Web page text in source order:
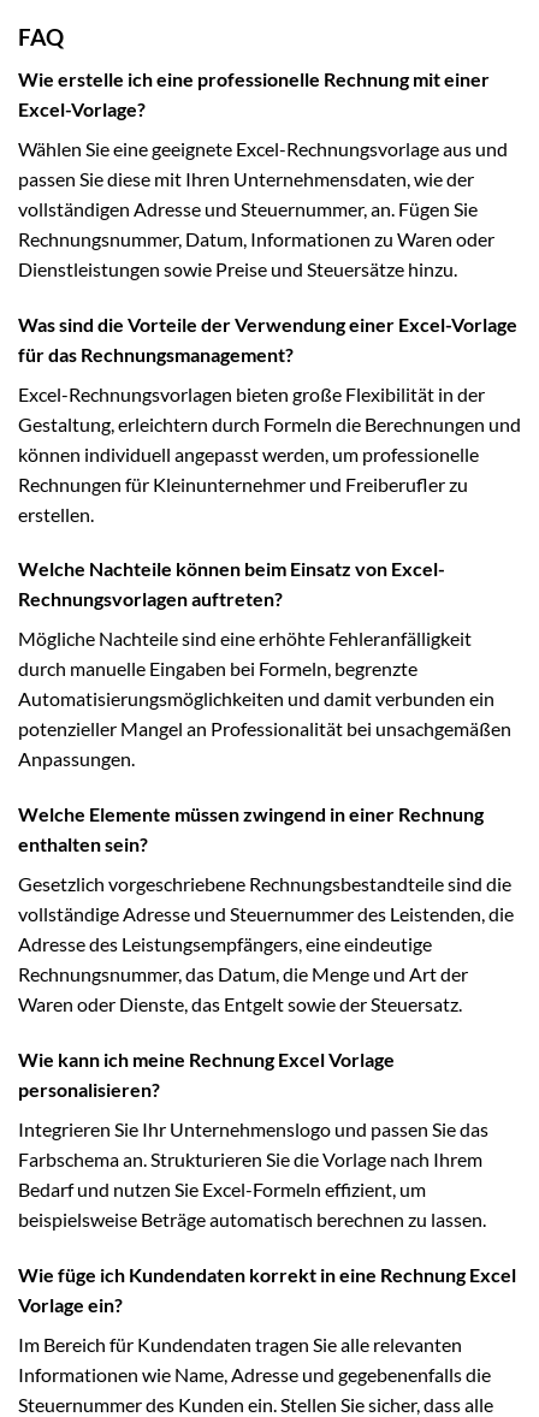
FAQ
Wie erstelle ich eine professionelle Rechnung mit einer
Excel-Vorlage?
Wählen Sie eine geeignete Excel-Rechnungsvorlage aus und
passen Sie diese mit Ihren Unternehmensdaten, wie der
vollständigen Adresse und Steuernummer, an. Fügen Sie
Rechnungsnummer, Datum, Informationen zu Waren oder
Dienstleistungen sowie Preise und Steuersätze hinzu.
Was sind die Vorteile der Verwendung einer Excel-Vorlage
für das Rechnungsmanagement?
Excel-Rechnungsvorlagen bieten große Flexibilität in der
Gestaltung, erleichtern durch Formeln die Berechnungen und
können individuell angepasst werden, um professionelle
Rechnungen für Kleinunternehmer und Freiberufler zu
erstellen.
Welche Nachteile können beim Einsatz von Excel-
Rechnungsvorlagen auftreten?
Mögliche Nachteile sind eine erhöhte Fehleranfälligkeit
durch manuelle Eingaben bei Formeln, begrenzte
Automatisierungsmöglichkeiten und damit verbunden ein
potenzieller Mangel an Professionalität bei unsachgemäßen
Anpassungen.
Welche Elemente müssen zwingend in einer Rechnung
enthalten sein?
Gesetzlich vorgeschriebene Rechnungsbestandteile sind die
vollständige Adresse und Steuernummer des Leistenden, die
Adresse des Leistungsempfängers, eine eindeutige
Rechnungsnummer, das Datum, die Menge und Art der
Waren oder Dienste, das Entgelt sowie der Steuersatz.
Wie kann ich meine Rechnung Excel Vorlage
personalisieren?
Integrieren Sie Ihr Unternehmenslogo und passen Sie das
Farbschema an. Strukturieren Sie die Vorlage nach Ihrem
Bedarf und nutzen Sie Excel-Formeln effizient, um
beispielsweise Beträge automatisch berechnen zu lassen.
Wie füge ich Kundendaten korrekt in eine Rechnung Excel
Vorlage ein?
Im Bereich für Kundendaten tragen Sie alle relevanten
Informationen wie Name, Adresse und gegebenenfalls die
Steuernummer des Kunden ein. Stellen Sie sicher, dass alle